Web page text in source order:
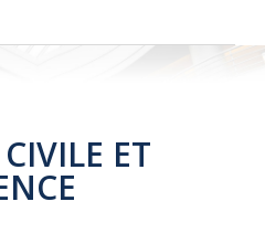
ET